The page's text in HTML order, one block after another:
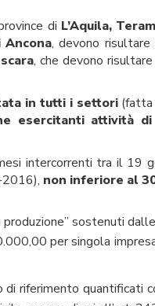
di L’Aquila,
Ancona, devono
, che devono
in tutti i settori(fatta
esercitanti attività
intercorrenti tra il 19
non inferiore al
sostenuti
per singola
di riferimento